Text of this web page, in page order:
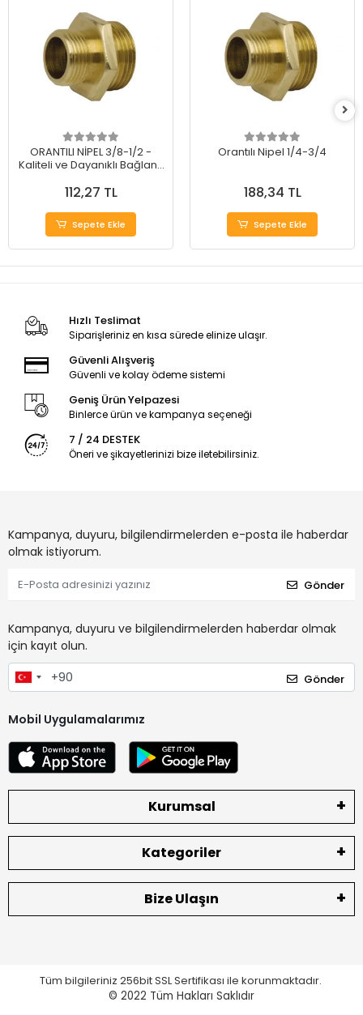
ORANTILI NİPEL 3/8-1/2 -
Kaliteli ve Dayanıklı Bağlantı
112,27 TL
Sepete Ekle
Orantılı Nipel 1/4-3/4
188,34 TL
Sepete Ekle
Hızlı Teslimat
Siparişleriniz en kısa sürede elinize ulaşır.
Güvenli Alışveriş
Güvenli ve kolay ödeme sistemi
Geniş Ürün Yelpazesi
Binlerce ürün ve kampanya seçeneği
7 / 24 DESTEK
Öneri ve şikayetlerinizi bize iletebilirsiniz.
Kampanya, duyuru, bilgilendirmelerden e-posta ile haberdar
olmak istiyorum.
Gönder
Kampanya, duyuru ve bilgilendirmelerden haberdar olmak
için kayıt olun.
Gönder
Mobil Uygulamalarımız
Kurumsal
Kategoriler
Bize Ulaşın
Tüm bilgileriniz 256bit SSL Sertifikası ile korunmaktadır.
© 2022 Tüm Hakları Saklıdır